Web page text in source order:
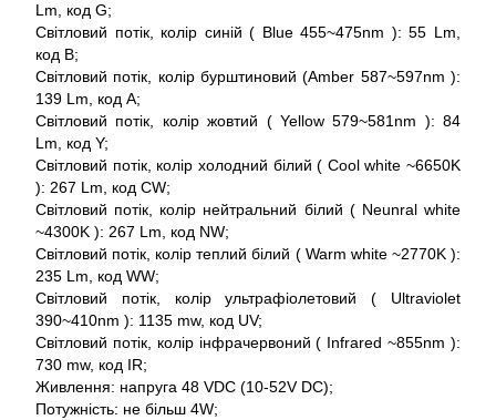
Lm, код G;
Світловий потік, колір синій ( Blue 455~475nm ): 55 Lm,
код B;
Світловий потік, колір бурштиновий (Amber 587~597nm ):
139 Lm, код A;
Світловий потік, колір жовтий ( Yellow 579~581nm ): 84
Lm, код Y;
Світловий потік, колір холодний білий ( Cool white ~6650K
): 267 Lm, код CW;
Світловий потік, колір нейтральний білий ( Neunral white
~4300K ): 267 Lm, код NW;
Світловий потік, колір теплий білий ( Warm white ~2770K ):
235 Lm, код WW;
Світловий потік, колір ультрафіолетовий ( Ultraviolet
390~410nm ): 1135 mw, код UV;
Світловий потік, колір інфрачервоний ( Infrared ~855nm ):
730 mw, код IR;
Живлення: напруга 48 VDC (10-52V DC);
Потужність: не більш 4W;